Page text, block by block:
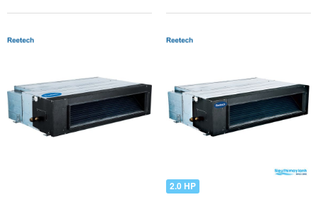
2.0 HP